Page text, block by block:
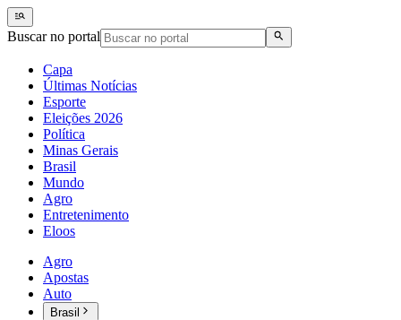
Buscar no portal
Capa
Últimas Notícias
Esporte
Eleições 2026
Política
Minas Gerais
Brasil
Mundo
Agro
Entretenimento
Eloos
Agro
Apostas
Auto
Brasil